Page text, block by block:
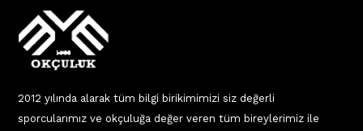
2012 yılında alarak tüm bilgi birikimimizi siz değerli
sporcularımız ve okçuluğa değer veren tüm bireylerimiz ile